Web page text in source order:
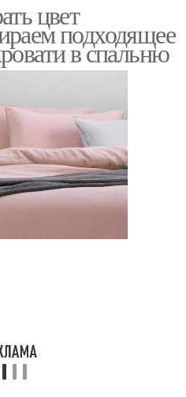
Ткани для покрывала
цвет
подходящее
в спальню